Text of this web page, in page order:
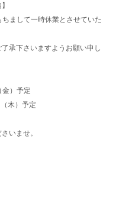
まして一時休業とさせていた
承下さいますようお願い申し
金）予定
木）予定
いませ。